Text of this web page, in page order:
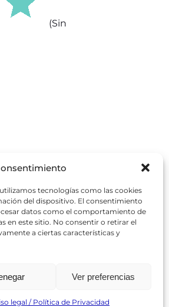
tecnologías como las cookies
del dispositivo. El consentimiento
datos como el comportamiento de
en este sitio. No consentir o retirar el
a ciertas características y
Ver preferencias
legal / Política de Privacidad
(Sin